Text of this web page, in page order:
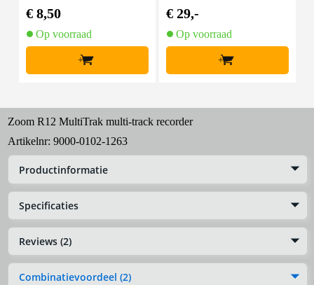
€ 8,50
Op voorraad
+
€ 29,-
Op voorraad
+
Zoom R12 MultiTrak multi-track recorder
Artikelnr: 9000-0102-1263
Productinformatie
Specificaties
Reviews (2)
Combinatievoordeel (2)